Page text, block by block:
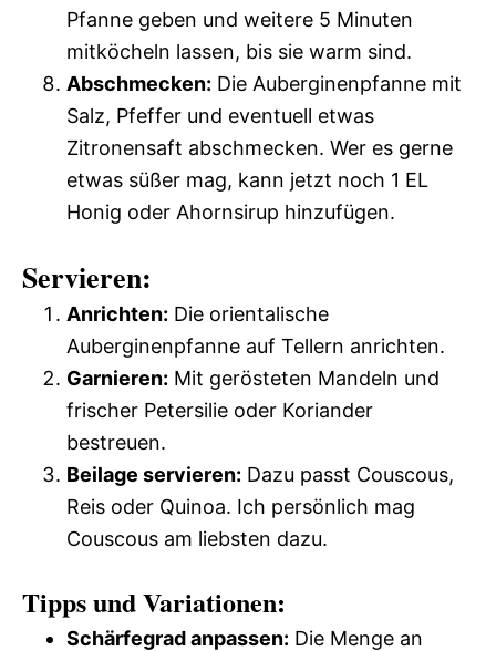
Pfanne geben und weitere 5 Minuten
mitköcheln lassen, bis sie warm sind.
Abschmecken: Die Auberginenpfanne mit
Salz, Pfeffer und eventuell etwas
Zitronensaft abschmecken. Wer es gerne
etwas süßer mag, kann jetzt noch 1 EL
Honig oder Ahornsirup hinzufügen.
Servieren:
Anrichten: Die orientalische
Auberginenpfanne auf Tellern anrichten.
Garnieren: Mit gerösteten Mandeln und
frischer Petersilie oder Koriander
bestreuen.
Beilage servieren: Dazu passt Couscous,
Reis oder Quinoa. Ich persönlich mag
Couscous am liebsten dazu.
Tipps und Variationen:
Schärfegrad anpassen: Die Menge an